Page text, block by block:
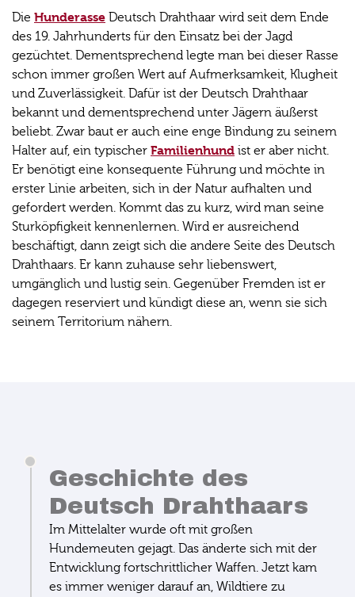
Die Hunderasse Deutsch Drahthaar wird seit dem Ende
des 19. Jahrhunderts für den Einsatz bei der Jagd
gezüchtet. Dementsprechend legte man bei dieser Rasse
schon immer großen Wert auf Aufmerksamkeit, Klugheit
und Zuverlässigkeit. Dafür ist der Deutsch Drahthaar
bekannt und dementsprechend unter Jägern äußerst
beliebt. Zwar baut er auch eine enge Bindung zu seinem
Halter auf, ein typischer Familienhund ist er aber nicht.
Er benötigt eine konsequente Führung und möchte in
erster Linie arbeiten, sich in der Natur aufhalten und
gefordert werden. Kommt das zu kurz, wird man seine
Sturköpfigkeit kennenlernen. Wird er ausreichend
beschäftigt, dann zeigt sich die andere Seite des Deutsch
Drahthaars. Er kann zuhause sehr liebenswert,
umgänglich und lustig sein. Gegenüber Fremden ist er
dagegen reserviert und kündigt diese an, wenn sie sich
seinem Territorium nähern.
Geschichte des
Deutsch Drahthaars
Im Mittelalter wurde oft mit großen
Hundemeuten gejagt. Das änderte sich mit der
Entwicklung fortschrittlicher Waffen. Jetzt kam
es immer weniger darauf an, Wildtiere zu